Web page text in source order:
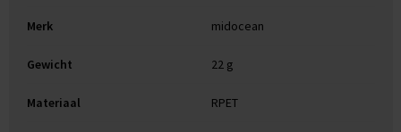
Merk midocean
Gewicht 22 g
Materiaal RPET